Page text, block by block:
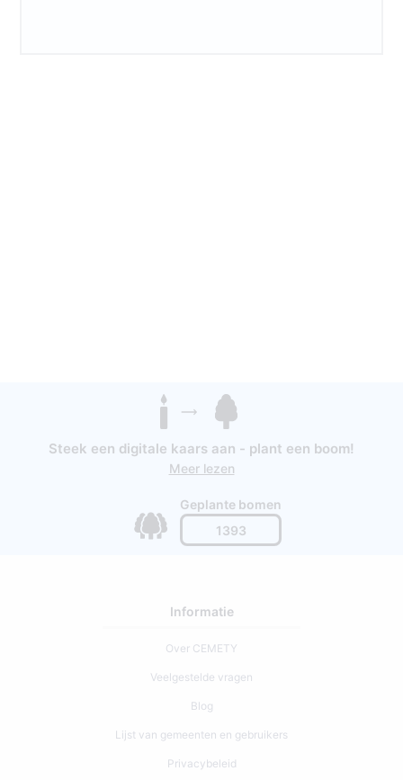
Steek een digitale kaars aan - plant een boom!
Meer lezen
Geplante bomen
1393
Informatie
Over CEMETY
Veelgestelde vragen
Blog
Lijst van gemeenten en gebruikers
Privacybeleid